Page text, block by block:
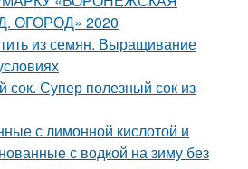
ОГОРОД» 2020
из семян. Выращивание
сок. Супер полезный сок из
с лимонной кислотой и
с водкой на зиму без